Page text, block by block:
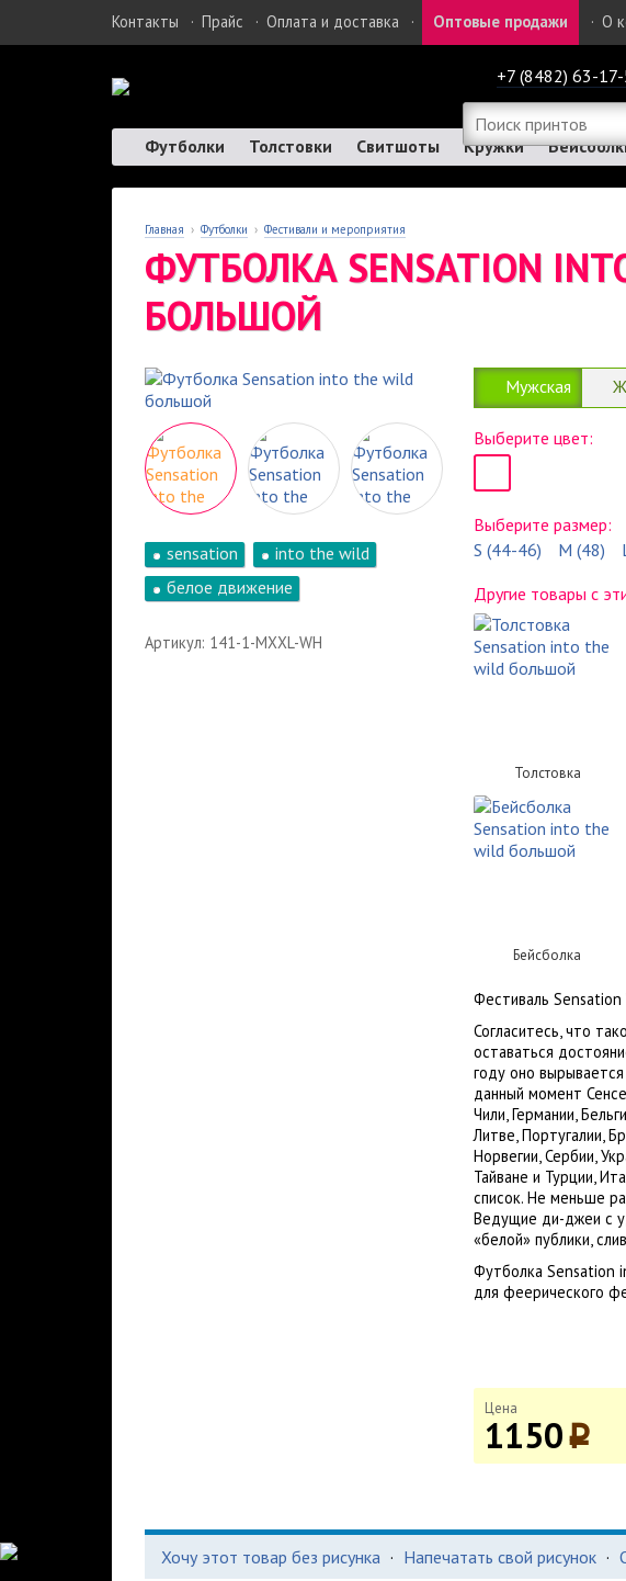
Контакты · Прайс · Оплата и доставка · Оптовые продажи · О
+7 (8482) 63-
Футболки
Толстовки Свитшоты Кружки
Главная › Футболки › Фестивали и мероприятия
ФУТБОЛКА SENSATION
БОЛЬШОЙ
sensation
into the wild
белое движение
Артикул: 141-1-MXXL-WH
Мужская
Выберите цвет:
Выберите размер:
S (44-46) M (48)
Другие товары с
Толстовка
Бейсболка
Фестиваль
Согласитесь, что
оставаться
году оно
данный момент
Чили, Германии,
Литве, Португалии,
Норвегии, Сербии,
Тайване и Турции,
список. Не меньше
Ведущие ди-джеи с
«белой» публики,
Футболка Sensation
для феерического
Цена
1150p
Хочу этот товар без рисунка · Напечатать свой рисунок ·